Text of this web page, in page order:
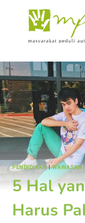
PENDIDIKAN|WAWASAN
5 Hal
Harus